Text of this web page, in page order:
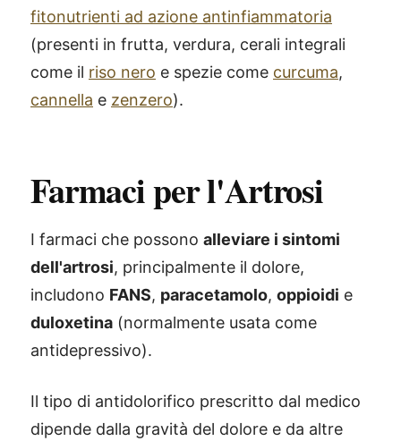
fitonutrienti ad azione antinfiammatoria
(presenti in frutta, verdura, cerali integrali
come il riso nero e spezie come curcuma,
cannella e zenzero).
Farmaci per l'Artrosi
I farmaci che possono alleviare i sintomi
dell'artrosi, principalmente il dolore,
includono FANS, paracetamolo, oppioidi e
duloxetina (normalmente usata come
antidepressivo).
Il tipo di antidolorifico prescritto dal medico
dipende dalla gravità del dolore e da altre